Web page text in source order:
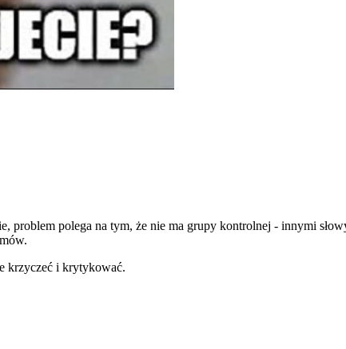
polega na tym, że nie ma grupy kontrolnej - innymi
krzyczeć i krytykować.